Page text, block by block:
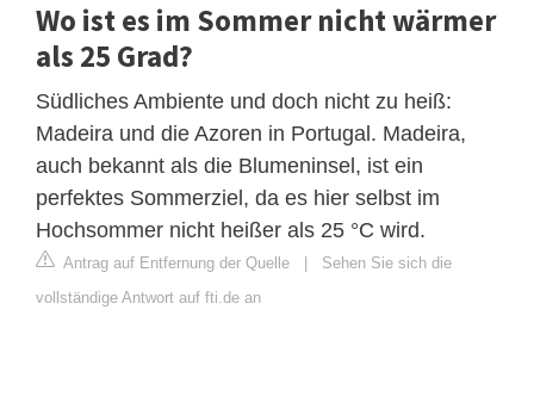
Wo ist es im Sommer nicht wärmer
als 25 Grad?
Südliches Ambiente und doch nicht zu heiß:
Madeira und die Azoren in Portugal. Madeira,
auch bekannt als die Blumeninsel, ist ein
perfektes Sommerziel, da es hier selbst im
Hochsommer nicht heißer als 25 °C wird.
Antrag auf Entfernung der Quelle
Sehen Sie sich die
vollständige Antwort auf fti.de an